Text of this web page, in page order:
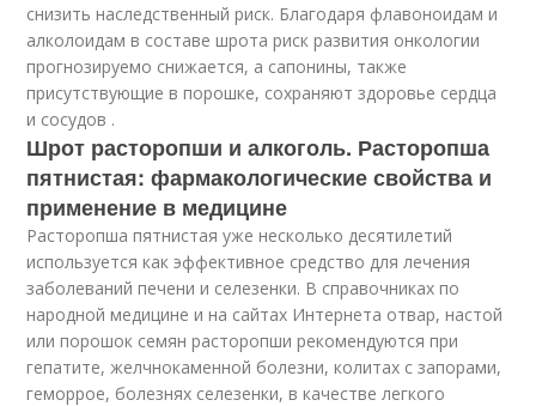
снизить наследственный риск. Благодаря флавоноидам и
алколоидам в составе шрота риск развития онкологии
прогнозируемо снижается, а сапонины, также
присутствующие в порошке, сохраняют здоровье сердца
и сосудов .
Шрот расторопши и алкоголь. Расторопша
пятнистая: фармакологические свойства и
применение в медицине
Расторопша пятнистая уже несколько десятилетий
используется как эффективное средство для лечения
заболеваний печени и селезенки. В справочниках по
народной медицине и на сайтах Интернета отвар, настой
или порошок семян расторопши рекомендуются при
гепатите, желчнокаменной болезни, колитах с запорами,
геморрое, болезнях селезенки, в качестве легкого